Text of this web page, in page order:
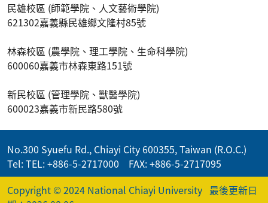
民雄校區 (師範學院、人文藝術學院)
621302嘉義縣民雄鄉文隆村85號
林森校區 (農學院、理工學院、生命科學院)
600060嘉義市林森東路151號
新民校區 (管理學院、獸醫學院)
600023嘉義市新民路580號
No.300 Syuefu Rd., Chiayi City 600355, Taiwan (R.O.C.)
Tel: TEL: +886-5-2717000 FAX: +886-5-2717095
Copyright © 2024 National Chiayi University 最後更新日